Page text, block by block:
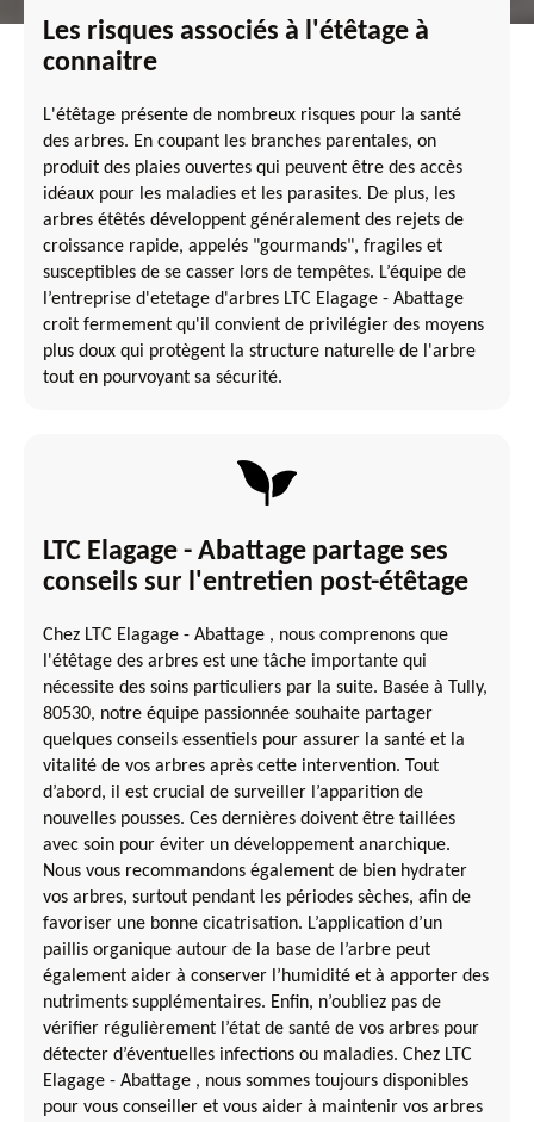
Les risques associés à l'étêtage à
connaitre
L'étêtage présente de nombreux risques pour la santé
des arbres. En coupant les branches parentales, on
produit des plaies ouvertes qui peuvent être des accès
idéaux pour les maladies et les parasites. De plus, les
arbres étêtés développent généralement des rejets de
croissance rapide, appelés "gourmands", fragiles et
susceptibles de se casser lors de tempêtes. L’équipe de
l’entreprise d'etetage d'arbres LTC Elagage - Abattage
croit fermement qu'il convient de privilégier des moyens
plus doux qui protègent la structure naturelle de l'arbre
tout en pourvoyant sa sécurité.
LTC Elagage - Abattage partage ses
conseils sur l'entretien post-étêtage
Chez LTC Elagage - Abattage , nous comprenons que
l'étêtage des arbres est une tâche importante qui
nécessite des soins particuliers par la suite. Basée à Tully,
80530, notre équipe passionnée souhaite partager
quelques conseils essentiels pour assurer la santé et la
vitalité de vos arbres après cette intervention. Tout
d’abord, il est crucial de surveiller l’apparition de
nouvelles pousses. Ces dernières doivent être taillées
avec soin pour éviter un développement anarchique.
Nous vous recommandons également de bien hydrater
vos arbres, surtout pendant les périodes sèches, afin de
favoriser une bonne cicatrisation. L’application d’un
paillis organique autour de la base de l’arbre peut
également aider à conserver l’humidité et à apporter des
nutriments supplémentaires. Enfin, n’oubliez pas de
vérifier régulièrement l’état de santé de vos arbres pour
détecter d’éventuelles infections ou maladies. Chez LTC
Elagage - Abattage , nous sommes toujours disponibles
pour vous conseiller et vous aider à maintenir vos arbres